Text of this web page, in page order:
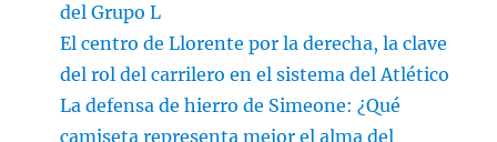
del Grupo L
El centro de Llorente por la derecha, la clave
del rol del carrilero en el sistema del Atlético
La defensa de hierro de Simeone: ¿Qué
camiseta representa mejor el alma del